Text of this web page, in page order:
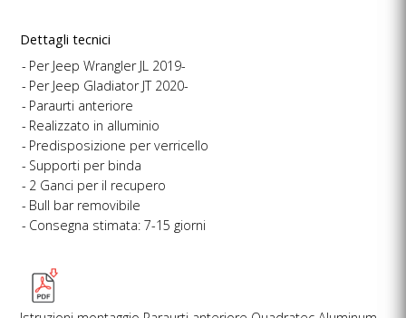
Dettagli tecnici
Per Jeep Wrangler JL 2019-
Per Jeep Gladiator JT 2020-
Paraurti anteriore
Realizzato in alluminio
Predisposizione per verricello
Supporti per binda
2 Ganci per il recupero
Bull bar removibile
Consegna stimata: 7-15 giorni